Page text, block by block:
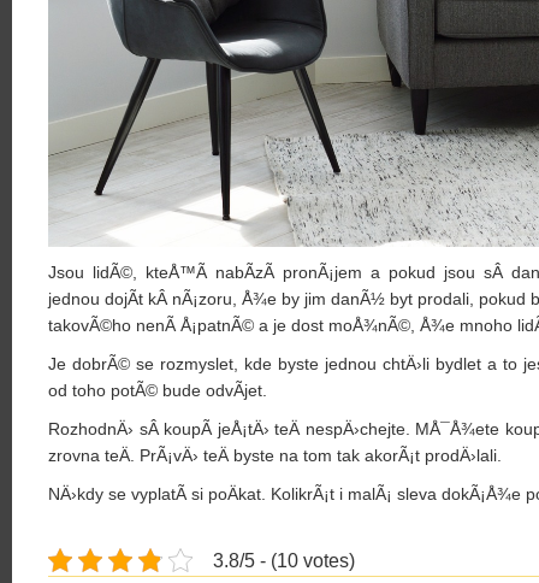
Jsou lidÃ©, kteÅ™Ã­ nabÃ­zÃ­ pronÃ¡jem a pokud jsou sÂ
jednou dojÃ­t kÂ nÃ¡zoru, Å¾e by jim danÃ½ byt prodali, pokud
takovÃ©ho nenÃ­ Å¡patnÃ© a je dost moÅ¾nÃ©, Å¾e mnoho
Je dobrÃ© se rozmyslet, kde byste jednou chtÄ›li bydlet a to
od toho potÃ© bude odvÃ­jet.
RozhodnÄ› sÂ koupÃ­ jeÅ¡tÄ› teÄ nespÄ›chejte. MÅ¯Å¾ete
zrovna teÄ. PrÃ¡vÄ› teÄ byste na tom tak akorÃ¡t prodÄ›lali.
NÄ›kdy se vyplatÃ­ si poÄkat. KolikrÃ¡t i malÃ¡ sleva dokÃ¡Å¾e
3.8/5 - (10 votes)